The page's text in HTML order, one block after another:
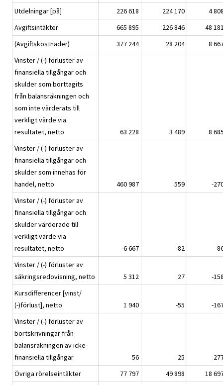
Utdelningar [på]
226 618 224 170
4
Avgiftsintäkter
665 895 226 846
48
(Avgiftskostnader)
377 244 28 204
8
Vinster / (-) förluster av
finansiella tillgångar och
skulder som borttagits
från balansräkningen och
som inte värderats till
verkligt värde via
resultatet, netto
63 228 3 489
8
Vinster / (-) förluster av
finansiella tillgångar och
skulder som innehas för
handel, netto
460 987 559
-
Vinster / (-) förluster av
finansiella tillgångar och
skulder värderade till
verkligt värde via
resultatet, netto
-6 667 -82
Vinster / (-) förluster av
säkringsredovisning, netto
5 312 27
-
Kursdifferencer [vinst/
(-)förlust], netto
1 940 -55
-
Vinster / (-) förluster av
bortskrivningar från
balansräkningen av icke-
finansiella tillgångar
56 25
Övriga rörelseintäkter
77 797 49 898
18